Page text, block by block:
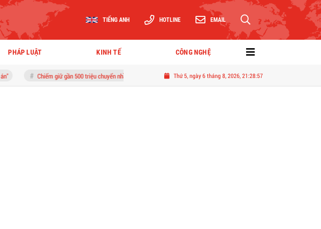
TIẾNG ANH HOTLINE EMAIL
PHÁP LUẬT KINH TẾ CÔNG NGHỆ
Chiếm giữ gần 500 triệu chuyển nhầm, người đàn ông lĩnh án tù Đang dọn nhà, cặp đôi chết lặng trước cảnh tượng
Thứ 5, ngày 6 tháng 8, 2026, 21:28:59